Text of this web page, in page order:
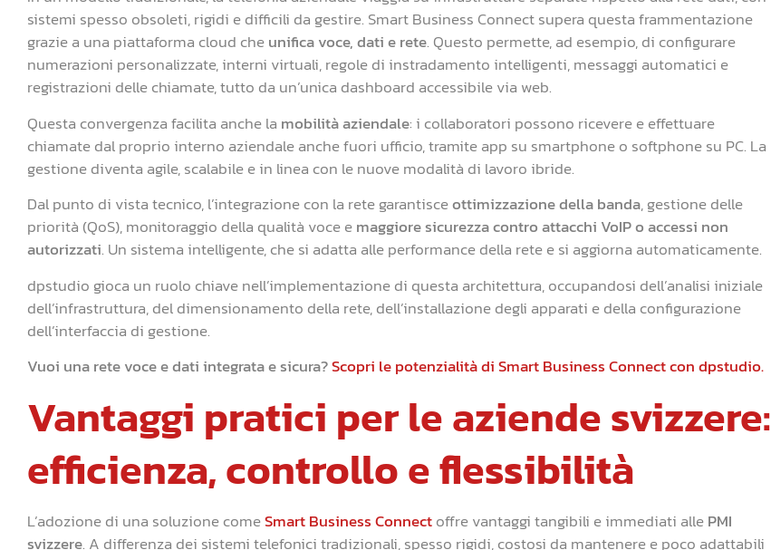
sistemi spesso obsoleti, rigidi e difficili da gestire. Smart Business Connect supera questa frammentazione
grazie a una piattaforma cloud cheunifica voce, dati e rete. Questo permette, ad esempio, di configurare
numerazioni personalizzate, interni virtuali, regole di instradamento intelligenti, messaggi automatici e
registrazioni delle chiamate, tutto da un’unica dashboard accessibile via web.
Questa convergenza facilita anche la mobilità aziendale: i collaboratori possono ricevere e effettuare
chiamate dal proprio interno aziendale anche fuori ufficio, tramite app su smartphone o softphone su PC. La
gestione diventa agile, scalabile e in linea con le nuove modalità di lavoro ibride.
Dal punto di vista tecnico, l’integrazione con la rete garantisceottimizzazione della banda, gestione delle
priorità (QoS), monitoraggio della qualità voce emaggiore sicurezza contro attacchi VoIP o accessi non
autorizzati. Un sistema intelligente, che si adatta alle performance della rete e si aggiorna automaticamente.
dpstudio gioca un ruolo chiave nell’implementazione di questa architettura, occupandosi dell’analisi iniziale
dell’infrastruttura, del dimensionamento della rete, dell’installazione degli apparati e della configurazione
dell’interfaccia di gestione.
Vuoi una rete voce e dati integrata e sicura?Scopri le potenzialità di Smart Business Connect con dpstudio.
Vantaggi pratici per le aziende svizzere:
efficienza, controllo e flessibilità
L’adozione di una soluzione comeSmart Business Connectoffre vantaggi tangibili e immediati allePMI
svizzere. A differenza dei sistemi telefonici tradizionali, spesso rigidi, costosi da mantenere e poco adattabili